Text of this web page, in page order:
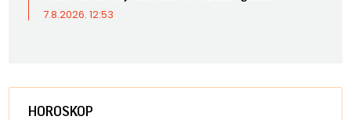
7.8.2026. 12:53
HOROSKOP